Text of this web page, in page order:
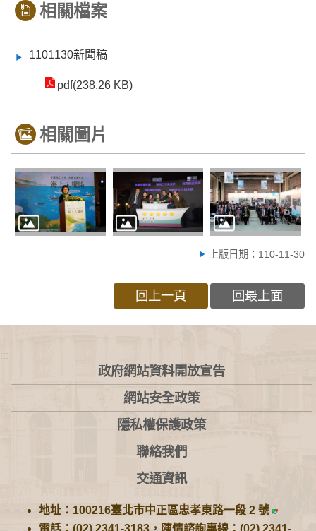
相關檔案
1101130新聞稿
pdf(238.26 KB)
相關圖片
上版日期：110-11-30
回上一頁 回最上面
:::
政府網站資料開放宣告
網站安全政策
隱私權保護政策
聯絡我們
交通資訊
地址：100216臺北市中正區忠孝東路一段 2 號